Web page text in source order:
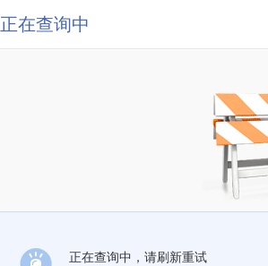
正在查询中
正在查询中，请刷新重试